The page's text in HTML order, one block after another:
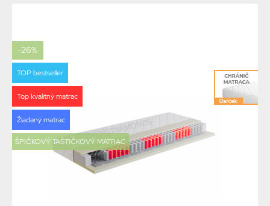
-26%
TOP bestseller
Top kvalitný matrac
Žiadaný matrac
ŠPIČKOVÝ TAŠTIČKOVÝ MATRAC